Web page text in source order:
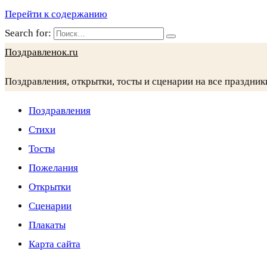
Перейти к содержанию
Search for:
Поздравленок.ru
Поздравления, открытки, тосты и сценарии на все
Поздравления
Стихи
Тосты
Пожелания
Открытки
Сценарии
Плакаты
Карта сайта